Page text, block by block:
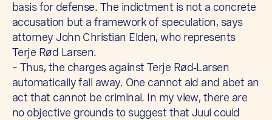
basis for defense. The indictment is not a concrete
accusation but a framework of speculation, says
attorney John Christian Elden, who represents
Terje Rød Larsen.
– Thus, the charges against Terje Rød‑Larsen
automatically fall away. One cannot aid and abet an
act that cannot be criminal. In my view, there are
no objective grounds to suggest that Juul could